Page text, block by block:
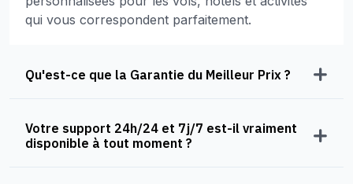
qui vous correspondent parfaitement.
Qu'est-ce que la Garantie du Meilleur Prix ?
Votre support 24h/24 et 7j/7 est-il vraiment
disponible à tout moment ?